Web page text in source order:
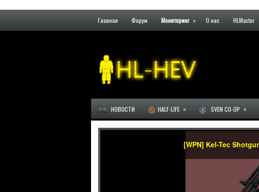
Главная Форум Мониторинг » О нас HLMaster
НОВОСТИ HALF-LIFE » SVEN CO-OP »
[WPN] Kel-Tec